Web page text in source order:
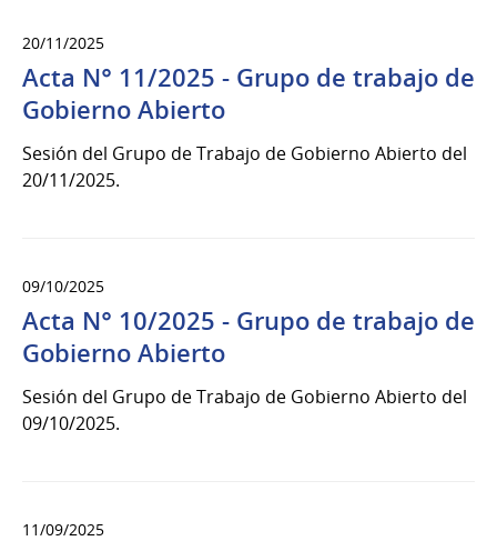
20/11/2025
Acta N° 11/2025 - Grupo de trabajo de
Gobierno Abierto
Sesión del Grupo de Trabajo de Gobierno Abierto del
20/11/2025.
09/10/2025
Acta N° 10/2025 - Grupo de trabajo de
Gobierno Abierto
Sesión del Grupo de Trabajo de Gobierno Abierto del
09/10/2025.
11/09/2025